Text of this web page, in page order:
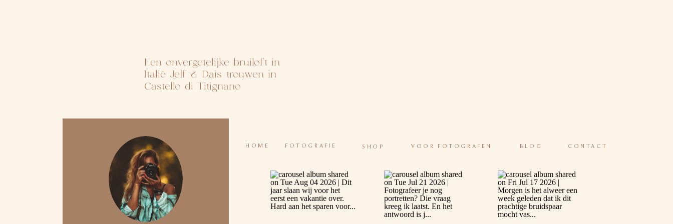
Een onvergetelijke bruiloft in
Italië Jeff & Dais trouwen in
Castello di Titignano
CONTACT
BLOG
VOOR FOTOGRAFEN
SHOP
FOTOGRAFIE
HOME